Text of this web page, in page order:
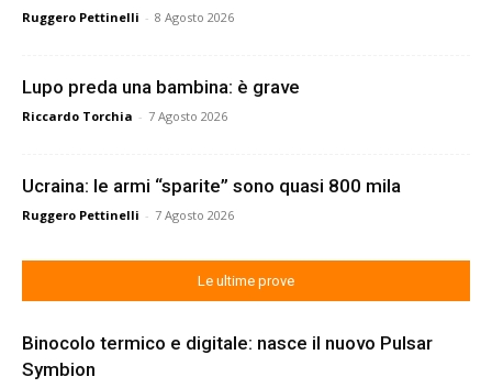
Ruggero Pettinelli - 8 Agosto 2026
Lupo preda una bambina: è grave
Riccardo Torchia - 7 Agosto 2026
Ucraina: le armi “sparite” sono quasi 800 mila
Ruggero Pettinelli - 7 Agosto 2026
Le ultime prove
Binocolo termico e digitale: nasce il nuovo Pulsar
Symbion